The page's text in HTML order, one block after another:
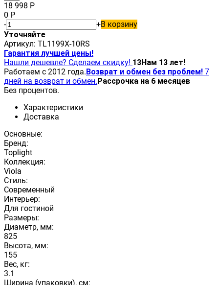
18 998 Р
0 Р
-
+В корзину
Уточняйте
Артикул: TL1199X-10RS
Гарантия лучшей цены!
Нашли дешевле? Сделаем скидку! 13Нам 13 лет!
Работаем с 2012 года.Возврат и обмен без проблем! 7
дней на возврат и обмен.Рассрочка на 6 месяцев
Без процентов.
Характеристики
Доставка
Основные:
Бренд:
Toplight
Коллекция:
Viola
Стиль:
Современный
Интерьер:
Для гостиной
Размеры:
Диаметр, мм:
825
Высота, мм:
155
Вес, кг:
3.1
Ширина (упаковки), см: